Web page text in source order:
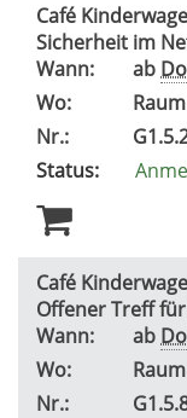
Café
Sicherheit im
Wann:
ab
Wo:
Nr.:
Status:
Café
Offener Treff
Wann:
ab
Wo:
Nr.: